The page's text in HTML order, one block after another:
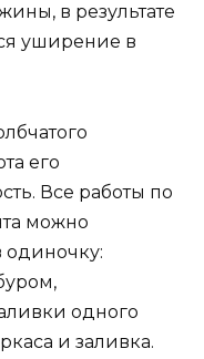
в результате
уширение в
его
Все работы по
можно
одного
и заливка.